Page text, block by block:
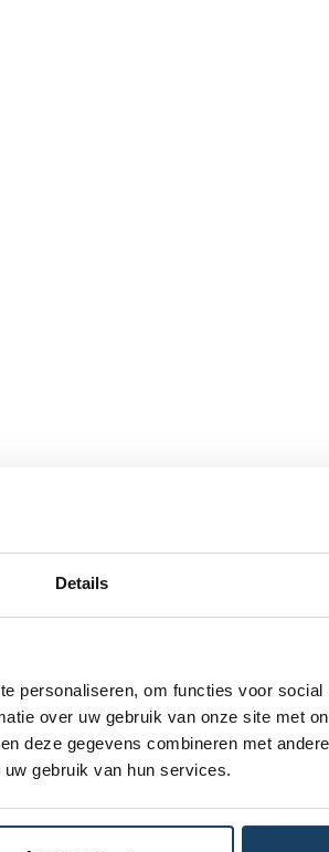
Details
personaliseren, om functies voor
over uw gebruik van onze site met
deze gegevens combineren met
gebruik van hun services.